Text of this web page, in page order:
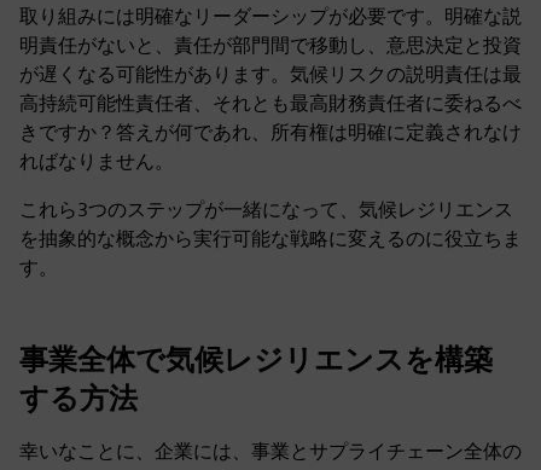
取り組みには明確なリーダーシップが必要です。明確な説
明責任がないと、責任が部門間で移動し、意思決定と投資
が遅くなる可能性があります。気候リスクの説明責任は最
高持続可能性責任者、それとも最高財務責任者に委ねるべ
きですか？答えが何であれ、所有権は明確に定義されなけ
ればなりません。
これら3つのステップが一緒になって、気候レジリエンス
を抽象的な概念から実行可能な戦略に変えるのに役立ちま
す。
事業全体で気候レジリエンスを構築
する方法
幸いなことに、企業には、事業とサプライチェーン全体の